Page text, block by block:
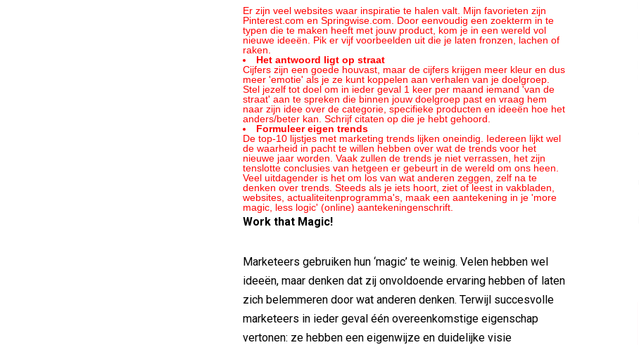
Er zijn veel websites waar inspiratie te halen valt. Mijn favorieten zijn
Pinterest.com en Springwise.com. Door eenvoudig een zoekterm in te
typen die te maken heeft met jouw product, kom je in een wereld vol
nieuwe ideeën. Pik er vijf voorbeelden uit die je laten fronzen, lachen of
raken.
Het antwoord ligt op straat
Cijfers zijn een goede houvast, maar de cijfers krijgen meer kleur en dus
meer 'emotie' als je ze kunt koppelen aan verhalen van je doelgroep.
Stel jezelf tot doel om in ieder geval 1 keer per maand iemand 'van de
straat' aan te spreken die binnen jouw doelgroep past en vraag hem
naar zijn idee over de categorie, specifieke producten en ideeën hoe het
anders/beter kan. Schrijf citaten op die je hebt gehoord.
Formuleer eigen trends
De top-10 lijstjes met marketing trends lijken oneindig. Iedereen lijkt wel
de waarheid in pacht te willen hebben over wat de trends voor het
nieuwe jaar worden. Vaak zullen de trends je niet verrassen, het zijn
tenslotte conclusies van hetgeen er gebeurt in de wereld om ons heen.
Veel uitdagender is het om los van wat anderen zeggen, zelf na te
denken over trends. Steeds als je iets hoort, ziet of leest in vakbladen,
websites, actualiteitenprogramma's, maak een aantekening in je 'more
magic, less logic' (online) aantekeningenschrift.
Work that Magic!
Marketeers gebruiken hun ‘magic’ te weinig. Velen hebben wel
ideeën, maar denken dat zij onvoldoende ervaring hebben of laten
zich belemmeren door wat anderen denken. Terwijl succesvolle
marketeers in ieder geval één overeenkomstige eigenschap
vertonen: ze hebben een eigenwijze en duidelijke visie